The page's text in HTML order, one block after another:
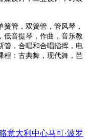
管，双簧管，管风琴，
低音提琴，作曲，音乐教
， 合唱和合唱指挥，电
程：古典舞，现代舞，芭
大利中心马可·波罗